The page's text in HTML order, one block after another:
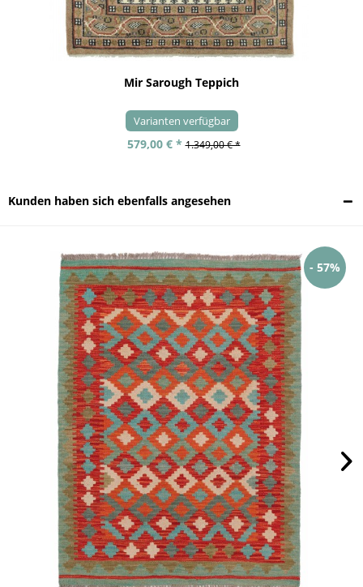
Mir Sarough Teppich
Varianten verfügbar
579,00 € * 1.349,00 € *
Kunden haben sich ebenfalls angesehen
- 57%